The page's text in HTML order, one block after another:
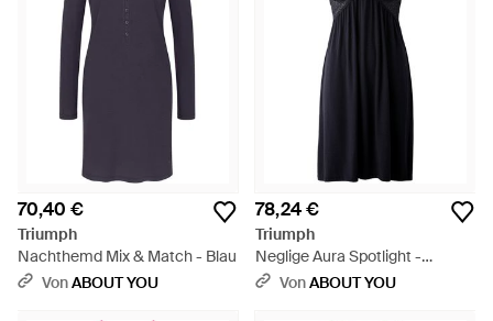
70,40 €
Triumph
Nachthemd Mix & Match - Blau
VonABOUT YOU
78,24 €
Triumph
Neglige Aura Spotlight -
Schwarz
VonABOUT YOU